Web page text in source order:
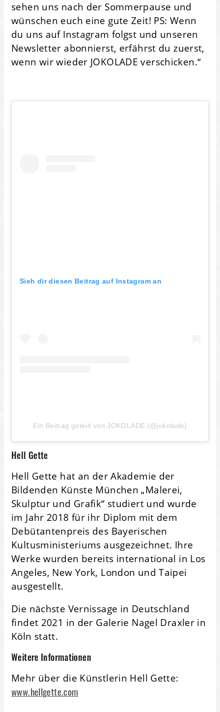
sehen uns nach der Sommerpause und
wünschen euch eine gute Zeit! PS: Wenn
du uns auf Instagram folgst und unseren
Newsletter abonnierst, erfährst du zuerst,
wenn wir wieder JOKOLADE verschicken.“
Sieh dir diesen Beitrag auf Instagram an
Ein Beitrag geteilt von JOKOLADE (@jokolade)
Hell Gette
Hell Gette hat an der Akademie der
Bildenden Künste München „Malerei,
Skulptur und Grafik“ studiert und wurde
im Jahr 2018 für ihr Diplom mit dem
Debütantenpreis des Bayerischen
Kultusministeriums ausgezeichnet. Ihre
Werke wurden bereits international in Los
Angeles, New York, London und Taipei
ausgestellt.
Die nächste Vernissage in Deutschland
findet 2021 in der Galerie Nagel Draxler in
Köln statt.
Weitere Informationen
Mehr über die Künstlerin Hell Gette:
www.hellgette.com